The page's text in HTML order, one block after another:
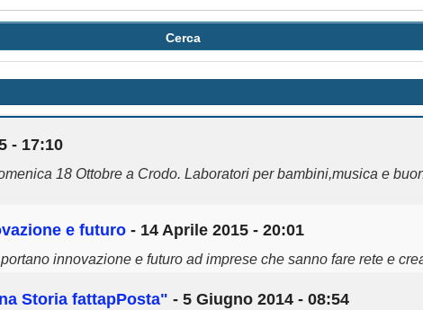
- 17:10
18 Ottobre a Crodo. Laboratori per bambini,musica e
e futuro - 14 Aprile 2015 - 20:01
innovazione e futuro ad imprese che sanno fare rete e
Storia fattapPosta" - 5 Giugno 2014 - 08:54